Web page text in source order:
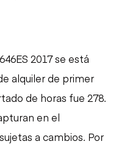
2017 se está
alquiler de primer
de horas fue 278.
en el
a cambios. Por